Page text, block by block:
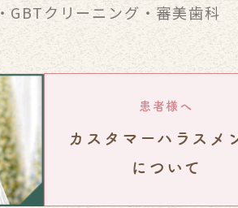
・GBTクリーニング ・ 審美歯科
患者様へ
カスタマーハラスメ
について